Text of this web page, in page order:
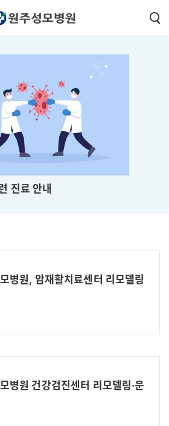
진료 안내
병원, 암재활치료센터 리모델링
병원 건강검진센터 리모델링·운